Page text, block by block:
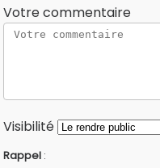
Votre commentaire
Visibilité
Rappel :